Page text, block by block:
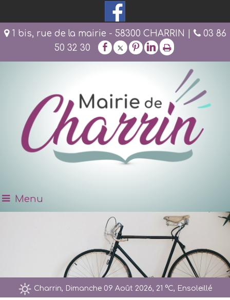
1 bis, rue de la mairie - 58300 CHARRIN |
03 86
50 32 30
Menu
Charrin, Dimanche 09 Août 2026, 21 °C, Ensoleillé